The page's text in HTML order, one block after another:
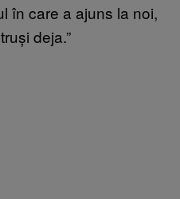
în care a ajuns la noi,
deja.”